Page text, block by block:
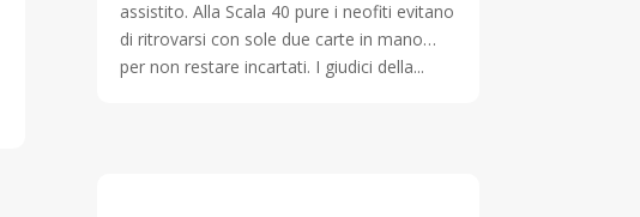
assistito. Alla Scala 40 pure i neofiti evitano
di ritrovarsi con sole due carte in mano…
per non restare incartati. I giudici della...